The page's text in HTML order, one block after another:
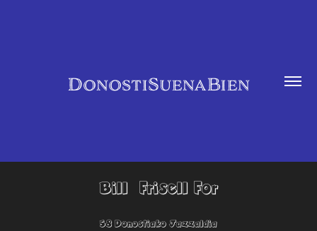
DonostiSuenaBien
Bill  Frisell For
58 Donostiako Jazzaldia